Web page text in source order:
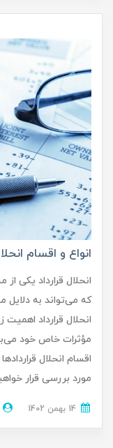
انواع و اقسام
انحلال قرارداد یکی
که می‌تواند به دلایل
انحلال قرارداد اهمیت
مؤثرات خاص خود
اقسام انحلال
مورد بررسی قرار